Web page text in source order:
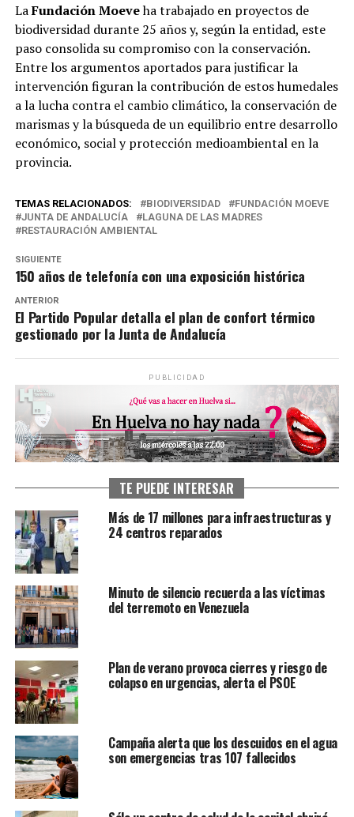
LaFundación Moeveha trabajado en proyectos de
biodiversidad durante 25 años y, según la entidad, este
paso consolida su compromiso con la conservación.
Entre los argumentos aportados para justificar la
intervención figuran la contribución de estos humedales
a la lucha contra el cambio climático, la conservación de
marismas y la búsqueda de un equilibrio entre desarrollo
económico, social y protección medioambiental en la
provincia.
TEMAS RELACIONADOS: BIODIVERSIDAD
FUNDACIÓN MOEVE
JUNTA DE ANDALUCÍA
LAGUNA DE LAS MADRES
RESTAURACIÓN AMBIENTAL
SIGUIENTE
150 años de telefonía con una exposición histórica
ANTERIOR
El Partido Popular detalla el plan de confort térmico
gestionado por la Junta de Andalucía
PUBLICIDAD
TE PUEDE INTERESAR
Más de 17 millones para infraestructuras y
24 centros reparados
Minuto de silencio recuerda a las víctimas
del terremoto en Venezuela
Plan de verano provoca cierres y riesgo de
colapso en urgencias, alerta el PSOE
Campaña alerta que los descuidos en el agua
son emergencias tras 107 fallecidos